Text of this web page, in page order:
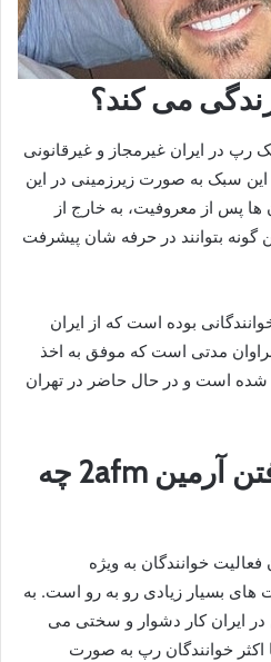
رپ در ایران غیرمجاز و غیرقانونی
سبک به صورت زیرزمینی در این
پس از معروفیت، به خارج از
گونه بتوانند در حرفه شان پیشرفت
بوده است که از ایران
مدتی است که موفق به اخذ
شده است و در حال حاضر در تهران
ماجرای مجوز گرفتن آرمین 2afm چه
فعالیت خوانندگان به ویژه
بسیار زیادی رو به رو است. به
در ایران کار دشوار و سختی می‌
خوانندگان رپ به صورت